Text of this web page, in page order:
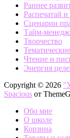
Раннее
Распечатай и
Сценарии
Тайм-
Творчество
Чтение и
Энергия
Copyright © 2026
Spacious от
Обо мне
О школе
Корзина